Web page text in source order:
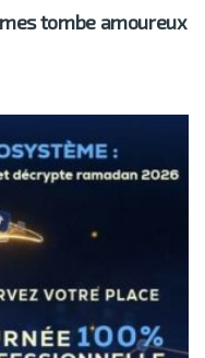
tombe amoureux